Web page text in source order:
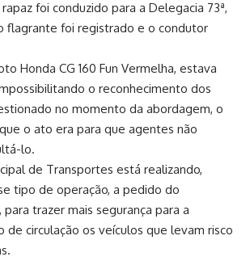
foi conduzido para a Delegacia 73ª,
flagrante foi registrado e o condutor
Honda CG 160 Fun Vermelha, estava
o reconhecimento dos
no momento da abordagem, o
o ato era para que agentes não
lo.
de Transportes está realizando,
tipo de operação, a pedido do
trazer mais segurança para a
de circulação os veículos que levam risco